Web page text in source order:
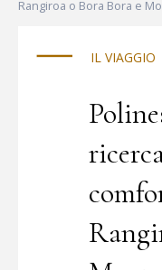
al sicuro.
Rangiroa o Bora Bora e
IL VIAGGIO